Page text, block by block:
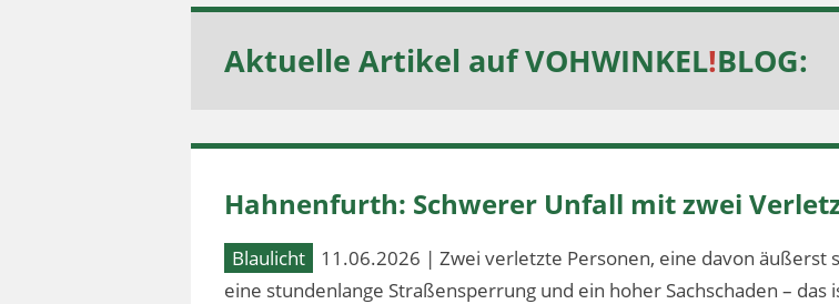
Aktuelle Artikel aufVOHWINKEL!BLOG:
Hahnenfurth: Schwerer Unfall mit zwei
Blaulicht
11.06.2026 | Zwei verletzte Personen, eine davon äußerst
eine stundenlange Straßensperrung und ein hoher Sachschaden – das